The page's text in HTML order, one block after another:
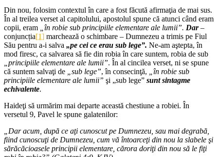
Din nou, folosim contextul în care a fost făcută afirmaţia de mai sus.
În al treilea verset al capitolului, apostolul spune că atunci când eram
copii, eram „în robie sub principiile elementare ale lumii”. Dar–
conjuncția[1] marchează o schimbare – Dumnezeu a trimis pe Fiul
Său pentru a-i salva „pe cei ce erau sub lege”. Ne-am aştepta, în
mod firesc, ca salvarea să fie din robia în care suntem, robia de sub
„principiile elementare ale lumii”. În al cincilea verset, ni se spune
că suntem salvaţi de „sub lege”, în consecinţă, „în robie sub
principiile elementare ale lumii” şi „sub lege” sunt sintagme
echivalente.
Haideţi să urmărim mai departe această chestiune a robiei. În
versetul 9, Pavel le spune galatenilor:
„Dar acum, după ce aţi cunoscut pe Dumnezeu, sau mai degrabă,
fiind cunoscuţi de Dumnezeu, cum vă întoarceţi din nou la slabele şi
sărăcăcioasele principii elementare, cărora doriţi din nou să le fiţi